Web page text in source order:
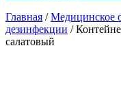
Главная /Медицинское
дезинфекции /
салатовый